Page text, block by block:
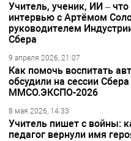
Учитель, ученик, ИИ –
интервью с Артёмом
руководителем
Сбера
9 апреля 2026, 21:07
Как помочь воспитать
обсудили на сессии Сбера
ММСО.ЭКСПО-2026
8 мая 2026, 14:33
Учитель пишет с войны:
педагог вернули имя